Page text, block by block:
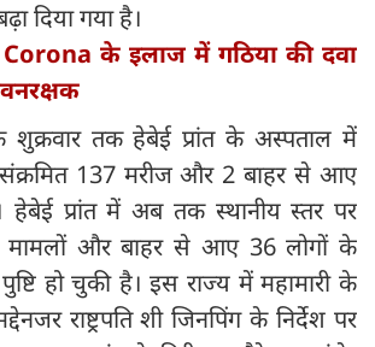
दिया गया है।
Corona के इलाज में गठिया की दवा
तक हेबेई प्रांत के अस्पताल में
संक्रमित 137 मरीज और 2 बाहर से आए
हेबेई प्रांत में अब तक स्थानीय स्तर पर
और बाहर से आए 36 लोगों के
हो चुकी है। इस राज्य में महामारी के
राष्ट्रपति शी जिनपिंग के निर्देश पर